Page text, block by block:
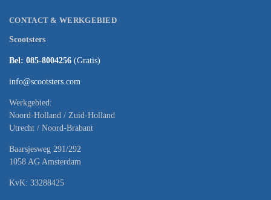
CONTACT & WERKGEBIED
Scootsters
Bel: 085-8004256 (Gratis)
info@scootsters.com
Werkgebied:
Noord-Holland / Zuid-Holland
Utrecht / Noord-Brabant
Baarsjesweg 291/292
1058 AG Amsterdam
KvK: 33288425